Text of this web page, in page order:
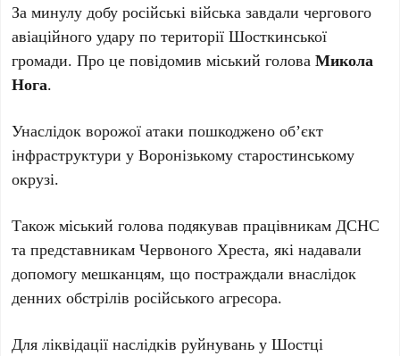
За минулу добу російські війська завдали чергового
авіаційного удару по території Шосткинської
громади. Про це повідомив міський головаМикола
Нога.
Унаслідок ворожої атаки пошкоджено об’єкт
інфраструктури у Воронізькому старостинському
окрузі.
Також міський голова подякував працівникам ДСНС
та представникам Червоного Хреста, які надавали
допомогу мешканцям, що постраждали внаслідок
денних обстрілів російського агресора.
Для ліквідації наслідків руйнувань у Шостці